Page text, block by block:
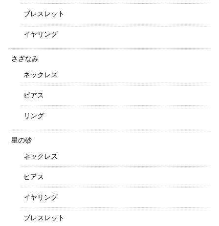
ブレスレット
イヤリング
さざなみ
ネックレス
ピアス
リング
星の砂
ネックレス
ピアス
イヤリング
ブレスレット